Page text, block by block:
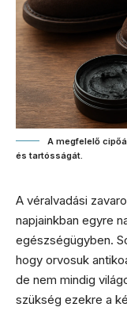
A megfelelő
és tartósságát.
A véralvadási
napjainkban egyre
egészségügyben.
hogy orvosuk
de nem mindig
szükség ezekre a